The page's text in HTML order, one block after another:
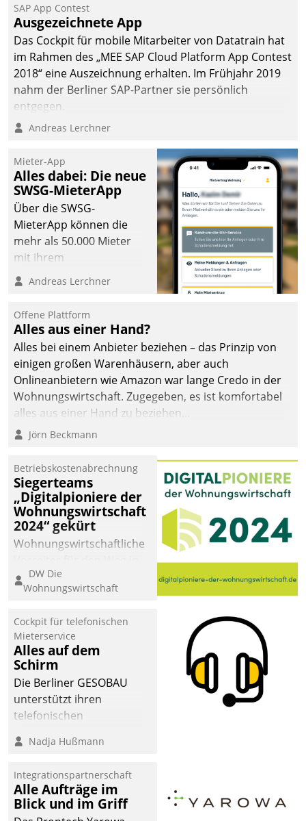
SAP App Contest
Ausgezeichnete App
Das Cockpit für mobile Mitarbeiter von Datatrain hat
im Rahmen des „MEE SAP Cloud Platform App Contest
2018“ eine Auszeichnung erhalten. Im Frühjahr 2019
nahm der Berliner SAP-Partner sie persönlich
entgegen.
Andreas Lerchner
Mieter-App
Alles dabei: Die neue
SWSG-MieterApp
Über die SWSG-
MieterApp können die
mehr als 50.000 Mieter
mit ihrem
Wohnungsunternehmen
kommunizieren, auf dem
einsehen und ändern
oder
Schadensmeldungen
abgeben – rund um die
Uhr.
Andreas Lerchner
Offene Plattform
Alles aus einer Hand?
Alles bei einem Anbieter beziehen – das Prinzip von
einigen großen Warenhäusern, aber auch
Onlineanbietern wie Amazon war lange Credo in der
Wohnungswirtschaft. Zugegeben, es ist komfortabel
alles aus einer Hand zu beziehen...
Jörn Beckmann
Betriebskostenabrechnung
Siegerteams
„Digitalpioniere der
Wohnungswirtschaft
2024“ gekürt
Wohnungswirtschaftliche
eine digitale Zukunft zu
finden, ist das Ziel des
der
Wohnungswirtschaft“.
Bewerben können sich
dafür ein Team
bestehend aus
Wohnungsunternehmen
und PropTech.
DW Die
Wohnungswirtschaft
Cockpit für telefonischen
Mieterservice
Alles auf dem
Schirm
Die Berliner GESOBAU
unterstützt ihren
telefonischen
digitalen Cockpit, das
passende Fragen und
Schlagworte auswirft.
Eine intuitive
Nadja Hußmann
Integrationspartnerschaft
Alle Aufträge im
Blick und im Griff